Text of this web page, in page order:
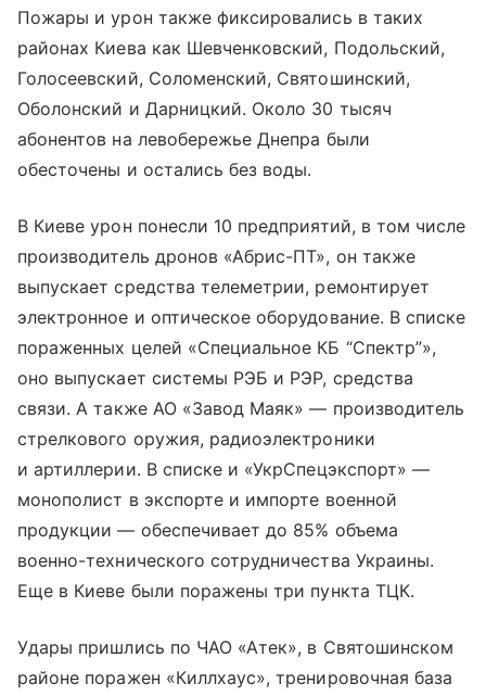
Пожары и урон также фиксировались в таких
районах Киева как Шевченковский, Подольский,
Голосеевский, Соломенский, Святошинский,
Оболонский и Дарницкий. Около 30 тысяч
абонентов на левобережье Днепра были
обесточены и остались без воды.
В Киеве урон понесли 10 предприятий, в том числе
производитель дронов «Абрис-ПТ», он также
выпускает средства телеметрии, ремонтирует
электронное и оптическое оборудование. В списке
пораженных целей «Специальное КБ “Спектр”»,
оно выпускает системы РЭБ и РЭР, средства
связи. А также АО «Завод Маяк» — производитель
стрелкового оружия, радиоэлектроники
и артиллерии. В списке и «УкрСпецэкспорт» —
монополист в экспорте и импорте военной
продукции — обеспечивает до 85% объема
военно-технического сотрудничества Украины.
Еще в Киеве были поражены три пункта ТЦК.
Удары пришлись по ЧАО «Атек», в Святошинском
районе поражен «Киллхаус», тренировочная база